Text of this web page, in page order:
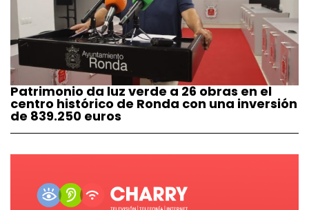
Patrimonio da luz verde a 26 obras en el
centro histórico de Ronda con una inversión
de 839.250 euros